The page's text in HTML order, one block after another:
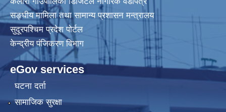
सङ्घीय मामिला तथा सामान्य प्रशासन मन्त्रालय
सुदूरपश्चिम प्रदेश पोर्टल
केन्द्रीय प‌ंजिकरण विभाग
eGov services
घटना दर्ता
सामाजिक सुरक्षा